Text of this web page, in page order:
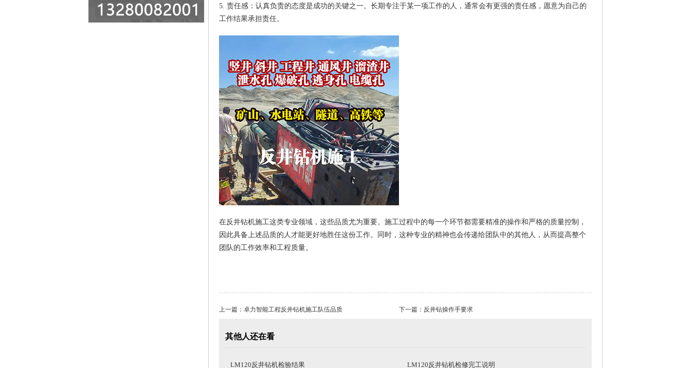
5. 责任感：认真负责的态度是成功的关键之一。长期专注于某一项工作的人，通常会有更强的责任感，愿意为自己的
工作结果承担责任。
在反井钻机施工这类专业领域，这些品质尤为重要。施工过程中的每一个环节都需要精准的操作和严格的质量控制，
因此具备上述品质的人才能更好地胜任这份工作。同时，这种专业的精神也会传递给团队中的其他人，从而提高整个
团队的工作效率和工程质量。
上一篇： 卓力智能工程反井钻机施工队伍品质 下一篇： 反井钻操作手要求
其他人还在看
LM120反井钻机检验结果 LM120反井钻机检修完工说明